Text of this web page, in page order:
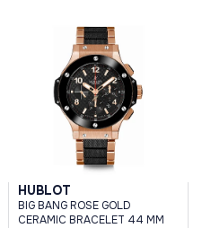
HUBLOT
BIG BANG ROSE GOLD
CERAMIC BRACELET 44 MM